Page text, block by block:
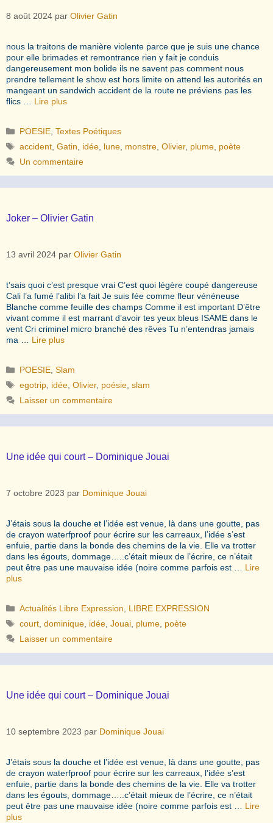
8 août 2024 par Olivier Gatin
nous la traitons de manière violente parce que je suis une chance
pour elle brimades et remontrance rien y fait je conduis
dangereusement mon bolide ils ne savent pas comment nous
prendre tellement le show est hors limite on attend les autorités en
mangeant un sandwich accident de la route ne préviens pas les
flics … Lire plus
Catégories
POESIE ,Textes Poétiques
Étiquettes
accident ,Gatin idée lune monstre ,Olivier, plume poète
Un commentaire
Joker – Olivier Gatin
13 avril 2024 par Olivier Gatin
t’sais quoi c’est presque vrai C’est quoi légère coupé dangereuse
Cali l’a fumé l’alibi l’a fait Je suis fée comme fleur vénéneuse
Blanche comme feuille des champs Comme il est important D’être
vivant comme il est marrant d’avoir tes yeux bleus ISAME dans le
vent Cri criminel micro branché des rêves Tu n’entendras jamais
ma … Lire plus
Catégories
POESIE ,Slam
Étiquettes
egotrip idée ,Olivier, poésie ,slam
Laisser un commentaire
Une idée qui court – Dominique Jouai
7 octobre 2023 par Dominique Jouai
J’étais sous la douche et l’idée est venue, là dans une goutte, pas
de crayon waterfproof pour écrire sur les carreaux, l’idée s’est
enfuie, partie dans la bonde des chemins de la vie. Elle va trotter
dans les égouts, dommage…..c’était mieux de l’écrire, ce n’était
peut être pas une mauvaise idée (noire comme parfois est … Lire
plus
Catégories
Actualités Libre Expression
LIBRE EXPRESSION
Étiquettes
court ,dominique idée ,Jouai plume poète
Laisser un commentaire
Une idée qui court – Dominique Jouai
10 septembre 2023 par Dominique Jouai
J’étais sous la douche et l’idée est venue, là dans une goutte, pas
de crayon waterfproof pour écrire sur les carreaux, l’idée s’est
enfuie, partie dans la bonde des chemins de la vie. Elle va trotter
dans les égouts, dommage…..c’était mieux de l’écrire, ce n’était
peut être pas une mauvaise idée (noire comme parfois est … Lire
plus